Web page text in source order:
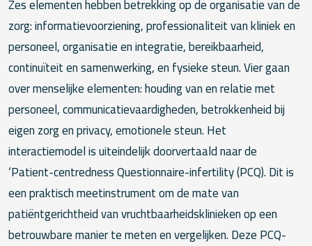
Zes elementen hebben betrekking op de organisatie van de
zorg: informatievoorziening, professionaliteit van kliniek en
personeel, organisatie en integratie, bereikbaarheid,
continuïteit en samenwerking, en fysieke steun. Vier gaan
over menselijke elementen: houding van en relatie met
personeel, communicatievaardigheden, betrokkenheid bij
eigen zorg en privacy, emotionele steun. Het
interactiemodel is uiteindelijk doorvertaald naar de
‘Patient-centredness Questionnaire-infertility (PCQ). Dit is
een praktisch meetinstrument om de mate van
patiëntgerichtheid van vruchtbaarheidsklinieken op een
betrouwbare manier te meten en vergelijken. Deze PCQ-